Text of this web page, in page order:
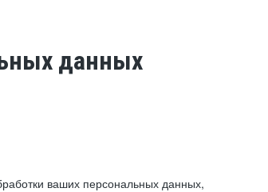
данных
ваших персональных данных,